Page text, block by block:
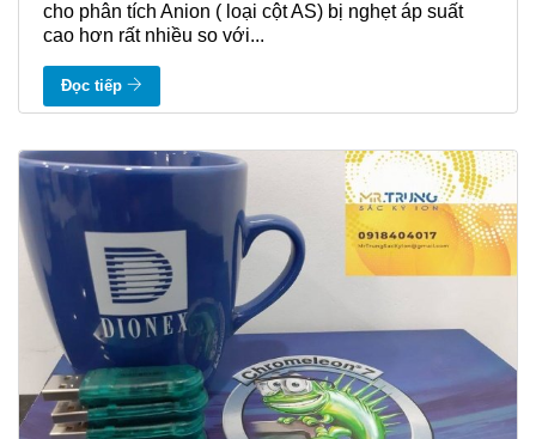
cho phân tích Anion ( loại cột AS) bị nghẹt áp suất
cao hơn rất nhiều so với...
Đọc tiếp